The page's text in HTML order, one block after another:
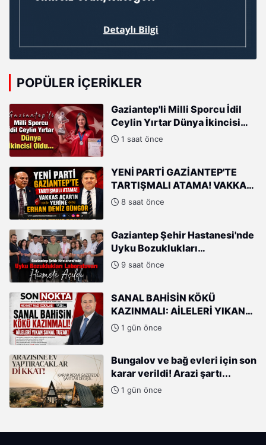
POPÜLER İÇERIKLER
Gaziantep'li Milli Sporcu İdil
Ceylin Yırtar Dünya İkincisi
Oldu1 saat önce
YENİ PARTİ GAZİANTEP'TE
TARTIŞMALI ATAMA! VAKKAS
AÇAR'IN YERİNE ERHAN DENİZ
8 saat önce
Gaziantep Şehir Hastanesi'nde
Uyku Bozuklukları
Laboratuvarı Hizmete Açıldı
9 saat önce
SANAL BAHİSİN KÖKÜ
KAZINMALI: AİLELERİ YIKAN
SANAL TUZAK!
1 gün önce
Bungalov ve bağ evleri için son
karar verildi! Arazi şartı...
1 gün önce